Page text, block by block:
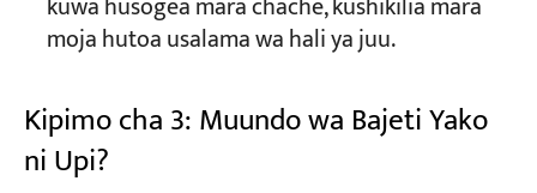
moja hutoa usalama wa hali ya juu.
Kipimo cha 3: Muundo wa Bajeti Yako
ni Upi?